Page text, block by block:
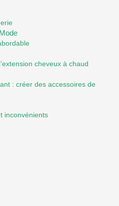
Mode
cheveux à chaud
: créer des accessoires de
inconvénients